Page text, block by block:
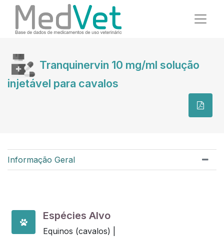
Tranquinervin 10 mg/ml solução
injetável para cavalos
Informação Geral
Espécies Alvo
Equinos (cavalos) |